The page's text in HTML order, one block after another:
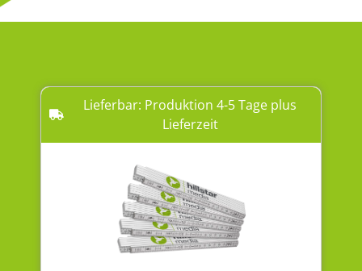
Lieferbar: Produktion 4-5 Tage plus
Lieferzeit